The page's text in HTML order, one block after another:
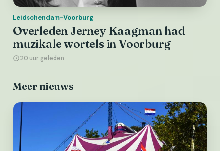
Leidschendam-Voorburg
Overleden Jerney Kaagman had
muzikale wortels in Voorburg
20 uur geleden
Meer nieuws